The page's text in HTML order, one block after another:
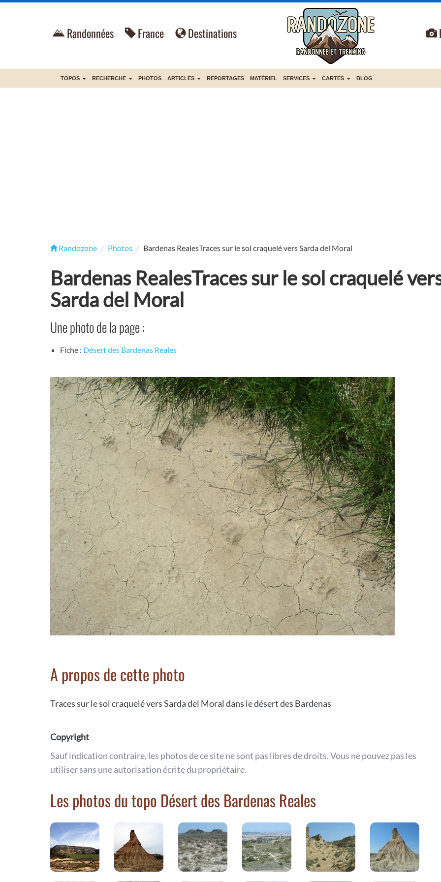
Randonnées France Destinations
TOPOS RECHERCHE PHOTOS ARTICLES REPORTAGES MATÉRIEL SERVICES CARTES BLOG
Randozone Photos Bardenas RealesTraces sur le sol craquelé vers Sarda del Moral
Bardenas RealesTraces sur le sol craquelé
Sarda del Moral
Une photo de la page :
Fiche : Désert des Bardenas Reales
A propos de cette photo
Traces sur le sol craquelé vers Sarda del Moral dans le désert des Bardenas
Copyright
Sauf indication contraire, les photos de ce site ne sont pas libres de droits. Vous ne pouvez pas les
utiliser sans une autorisation écrite du propriétaire.
Les photos du topo Désert des Bardenas Reales